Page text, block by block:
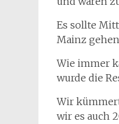
Es sollte
Mainz
Wie immer
wurde die
Wir
wir es auch